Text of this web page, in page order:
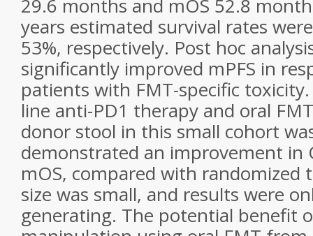
29.6 months and mOS 52.8
years estimated survival rates
53%, respectively. Post hoc
significantly improved mPFS in
patients with FMT-specific
line anti-PD1 therapy and oral
donor stool in this small cohort
demonstrated an improvement in
mOS, compared with randomized
size was small, and results were
generating. The potential benefit